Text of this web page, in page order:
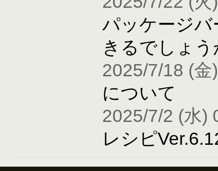
パッケージ
きるでしょう
2025/7/18 (金
について
2025/7/2 (水)
レシピ